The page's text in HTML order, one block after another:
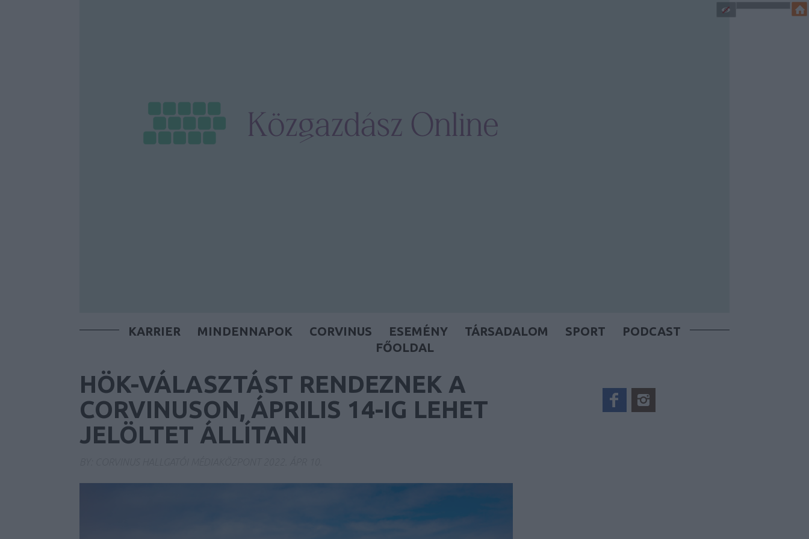
KARRIER MINDENNAPOK CORVINUS ESEMÉNY TÁRSADALOM SPORT
PODCAST
FŐOLDAL
HÖK-VÁLASZTÁST RENDEZNEK A
CORVINUSON, ÁPRILIS 14-IG LEHET
JELÖLTET ÁLLÍTANI